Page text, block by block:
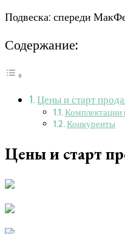
Подвеска: спереди
Содержание:
Цены и старт
Комплектации
Конкуренты
Цены и старт